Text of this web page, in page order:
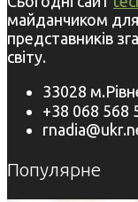
майданчиком
представників
світу.
33028
+38 068 568
Популярне